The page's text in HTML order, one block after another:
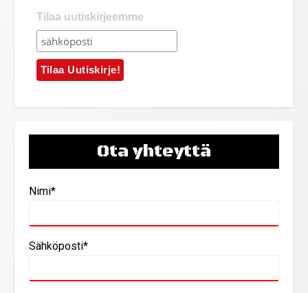
Tilaa uutiskirjeemme
Ota yhteyttä
Nimi*
Sähköposti*